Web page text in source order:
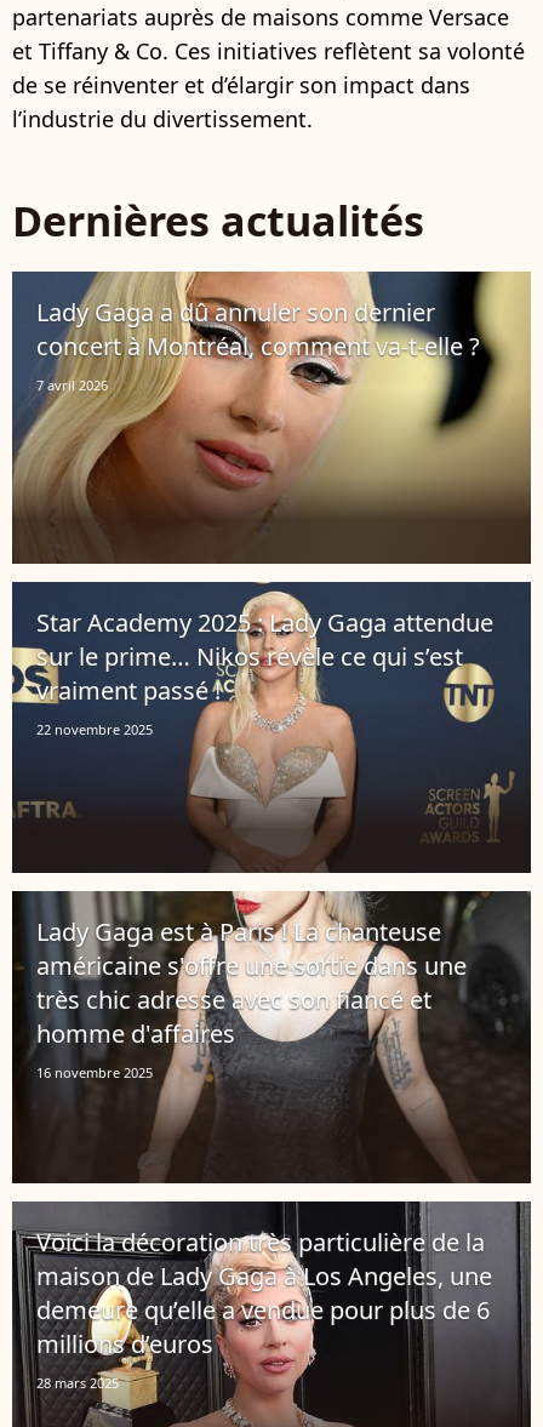
partenariats auprès de maisons comme Versace
et Tiffany & Co. Ces initiatives reflètent sa volonté
de se réinventer et d’élargir son impact dans
l’industrie du divertissement.
Dernières actualités
Lady Gaga a dû annuler son dernier
concert à Montréal, comment va-t-elle ?
7 avril 2026
Star Academy 2025 : Lady Gaga attendue
sur le prime… Nikos révèle ce qui s’est
vraiment passé !
22 novembre 2025
Lady Gaga est à Paris ! La chanteuse
américaine s'offre une sortie dans une
très chic adresse avec son fiancé et
homme d'affaires
16 novembre 2025
Voici la décoration très particulière de la
maison de Lady Gaga à Los Angeles, une
demeure qu’elle a vendue pour plus de 6
millions d’euros
28 mars 2025